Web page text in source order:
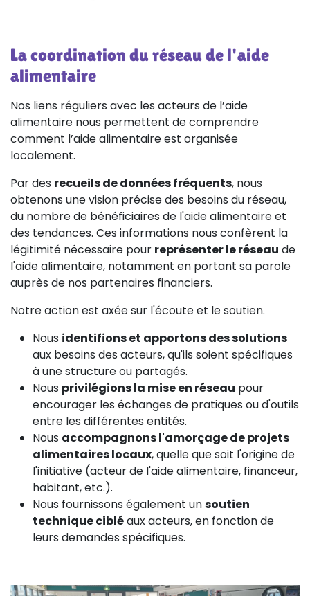
La coordination du réseau de l'aide
alimentaire
Nos liens réguliers avec les acteurs de l’aide
alimentaire nous permettent de comprendre
comment l’aide alimentaire est organisée
localement.
Par des recueils de données fréquents, nous
obtenons une vision précise des besoins du réseau,
du nombre de bénéficiaires de l'aide alimentaire et
des tendances. Ces informations nous confèrent la
légitimité nécessaire pour représenter le réseau de
l'aide alimentaire, notamment en portant sa parole
auprès de nos partenaires financiers.
Notre action est axée sur l'écoute et le soutien.
Nous identifions et apportons des solutions
aux besoins des acteurs, qu'ils soient spécifiques
à une structure ou partagés.
Nous privilégions la mise en réseau pour
encourager les échanges de pratiques ou d'outils
entre les différentes entités.
Nous accompagnons l'amorçage de projets
alimentaires locaux, quelle que soit l'origine de
l'initiative (acteur de l'aide alimentaire, financeur,
habitant, etc.).
Nous fournissons également unsoutien
technique cibléaux acteurs, en fonction de
leurs demandes spécifiques.